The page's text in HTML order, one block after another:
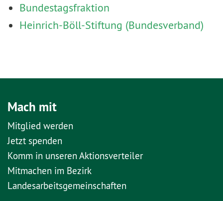
Bundestagsfraktion
Heinrich-Böll-Stiftung (Bundesverband)
Mach mit
Mitglied werden
Jetzt spenden
Komm in unseren Aktionsverteiler
Mitmachen im Bezirk
Landesarbeitsgemeinschaften